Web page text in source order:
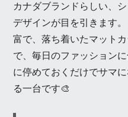
カナダブランドらしい、
デザインが目を引きます
富で、落ち着いたマット
で、毎日のファッション
に停めておくだけでサマ
る一台です🎨